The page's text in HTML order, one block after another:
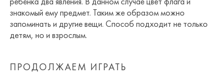
знакомый ему предмет. Таким же образом можно
запоминать и другие вещи. Способ подходит не только
детям, но и взрослым.
ПРОДОЛЖАЕМ ИГРАТЬ